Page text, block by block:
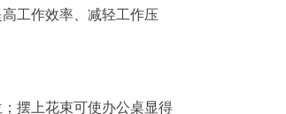
工作效率、减轻工作压
摆上花束可使办公桌显得